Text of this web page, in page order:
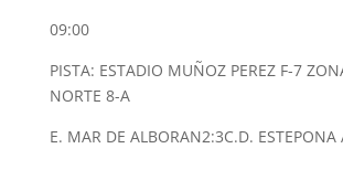
09:00
PISTA: ESTADIO MUÑOZ PEREZ F-7
NORTE 8-A
E. MAR DE ALBORAN2:3C.D. ESTEPONA